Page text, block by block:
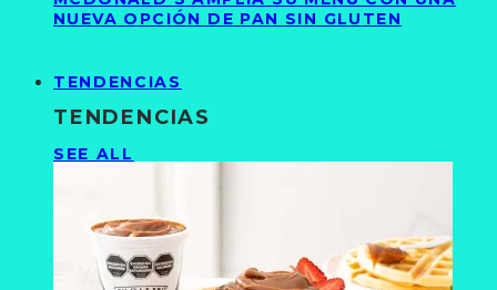
NUEVA OPCIÓN DE PAN SIN GLUTEN
TENDENCIAS
TENDENCIAS
SEE ALL